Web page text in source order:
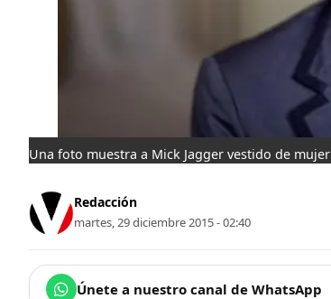
Una foto muestra a Mick Jagger vestido de mujer
Redacción
martes, 29 diciembre 2015 - 02:40
Únete a nuestro canal de WhatsApp